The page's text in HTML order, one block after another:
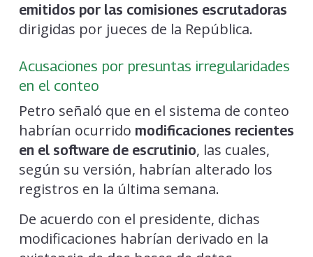
emitidos por las comisiones escrutadoras
dirigidas por jueces de la República.
Acusaciones por presuntas irregularidades
en el conteo
Petro señaló que en el sistema de conteo
habrían ocurrido modificaciones recientes
en el software de escrutinio, las cuales,
según su versión, habrían alterado los
registros en la última semana.
De acuerdo con el presidente, dichas
modificaciones habrían derivado en la